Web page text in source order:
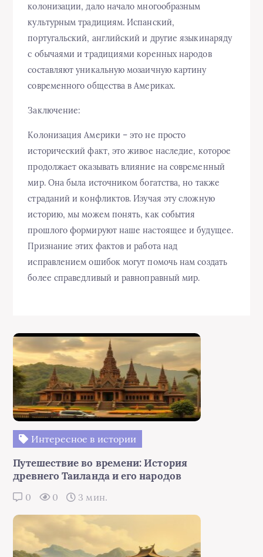
колонизации, дало начало многообразным
культурным традициям. Испанский,
португальский, английский и другие языкинаряду
с обычаями и традициями коренных народов
составляют уникальную мозаичную картину
современного общества в Америках.
Заключение:
Колонизация Америки – это не просто
исторический факт, это живое наследие, которое
продолжает оказывать влияние на современный
мир. Она была источником богатства, но также
страданий и конфликтов. Изучая эту сложную
историю, мы можем понять, как события
прошлого формируют наше настоящее и будущее.
Признание этих фактов и работа над
исправлением ошибок могут помочь нам создать
более справедливый и равноправный мир.
Интересное в истории
Путешествие во времени: История
древнего Таиланда и его народов
0 0 3 мин.